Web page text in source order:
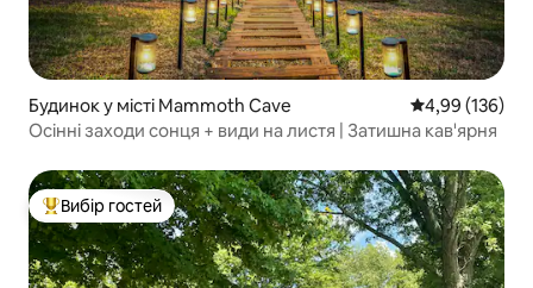
Будинок у місті Mammoth Cave Середня
4,99 (136)
Осінні заходи сонця + види на листя | Затишна кав'ярня
Топ вибір гостей
Вибір гостей